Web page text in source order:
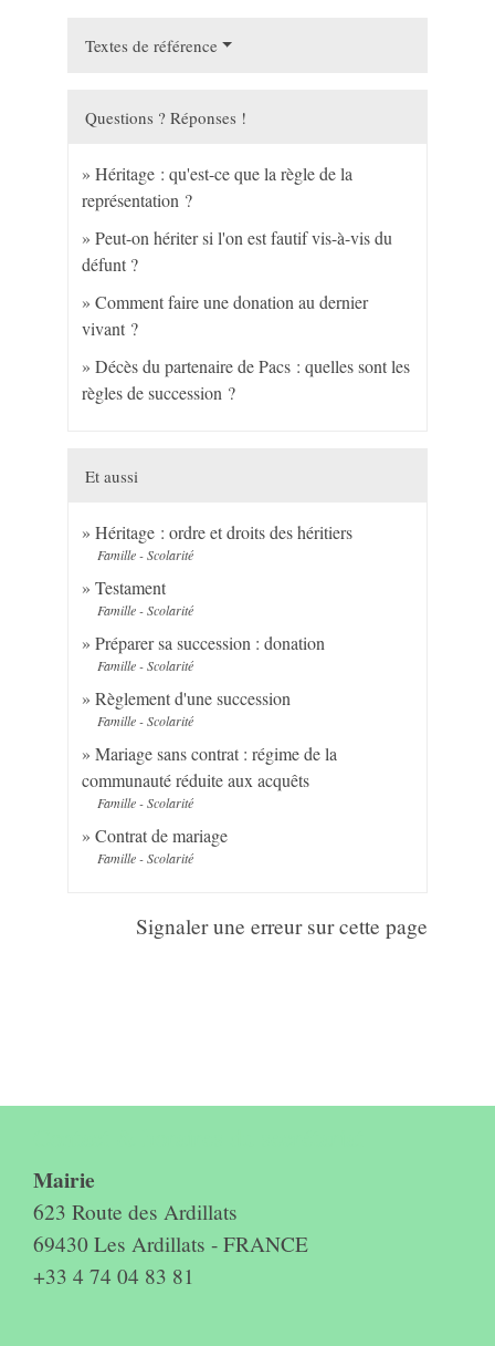
Textes de référence
Questions ? Réponses !
Héritage : qu'est-ce que la règle de la
représentation ?
Peut-on hériter si l'on est fautif vis-à-vis du
défunt ?
Comment faire une donation au dernier
vivant ?
Décès du partenaire de Pacs : quelles sont les
règles de succession ?
Et aussi
Héritage : ordre et droits des héritiers
Famille - Scolarité
Testament
Famille - Scolarité
Préparer sa succession : donation
Famille - Scolarité
Règlement d'une succession
Famille - Scolarité
Mariage sans contrat : régime de la
communauté réduite aux acquêts
Famille - Scolarité
Contrat de mariage
Famille - Scolarité
Signaler une erreur sur cette page
Mairie
623 Route des Ardillats
69430 Les Ardillats - FRANCE
+33 4 74 04 83 81